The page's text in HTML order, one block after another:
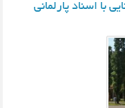
با اسناد پارلمانی